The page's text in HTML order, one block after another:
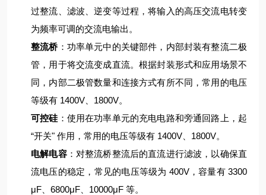
过整流、滤波、逆变等过程，将输入的高压交流电转变
为频率可调的交流电输出。
整流桥：功率单元中的关键部件，内部封装有整流二极
管，用于将交流变成直流。根据封装形式和应用场景不
同，内部二极管数量和连接方式有所不同，常用的电压
等级有 1400V、1800V。
可控硅 ：使用在功率单元的充电电路和旁通回路上，起
“开关" 作用，常用的电压等级有 1400V、1800V。
电解电容：对整流桥整流后的直流进行滤波，以确保直
流电压的稳定，常见的电压等级为 400V，容量有 3300
μF、6800μF、10000μF 等。